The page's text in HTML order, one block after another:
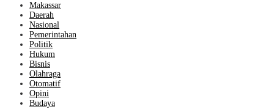
Makassar
Daerah
Nasional
Pemerintahan
Politik
Hukum
Bisnis
Olahraga
Otomatif
Opini
Budaya